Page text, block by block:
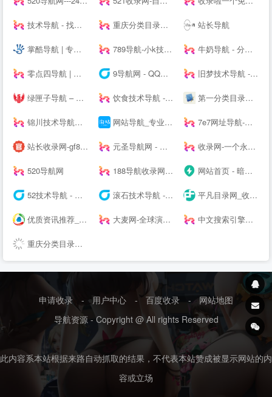
技术导航 - 找资源,上技术导航! 重庆分类目录网_免费收录网站提交 站长导航
掌酷导航 | 专注影音娱乐的网址导航 789导航-小k技术网,小刀娱乐网 牛奶导航 - 分类目录导航网_资源网站大全_站长资源分享网
零点四导航 | 优秀网站聚集地 9导航网 - QQ导航资源_SEO优化_原创IT站长9导航网 旧梦技术导航 - 技术导航网,资源网,滚石导航网,技术导航,小刀娱乐网,学技术 找资源 从这里开始
绿匣子导航 – 电影电视剧导航 – 24H秒收录网址导航网站 饮食技术导航 - 免费收录精品资源网址技术导航 学习技术 从这里开始 第一分类目录网-七嫂网址导航,网站目录「实用的分类目录网站大全」
锦川技术导航网 - 小刀娱乐网,QQ资源吧,滚石导航网,锦川资源库,小刀娱乐网, 找资源 学习技术 从这里开始 网站导航_专业网站分类目录网站大全_淘站目录网 7e7网址导航-网站大全-免费网站收录
站长收录网-gf8.top-秒收录导航-名站网址导航-网站收录-快速收录-技术导航-SEO导航 元圣导航网 - 专业的网址导航 收录网-一个永久免费提交秒收录正规好站的网址导航大全
520导航网 188导航收录网_自动秒收录|技术导航|站长导航|网址导航|免费收录网|自动链接|友情链接网 网站首页 - 暗夜云导航-暗夜云导航
52技术导航 - 学技术,查资源,看资讯,就上52技术导航 滚石技术导航 - QQ技术导航天下网__免费网站分类收录 平凡目录网_收录网址
优质资讯推荐_腾讯网 大麦网-全球演出赛事官方购票平台-100%正品、先付先抢、在线选座！ 中文搜索引擎指南网「搜网」- 让您搜索更快更准确！
重庆分类目录网_免费收录网站提交
申请收录 - 用户中心 - 百度收录 -
网站地图
导航资源 - Copyright @ All rights Reserved
此内容系本站根据来路自动抓取的结果，不代表本站赞成被显示网站的内
容或立场